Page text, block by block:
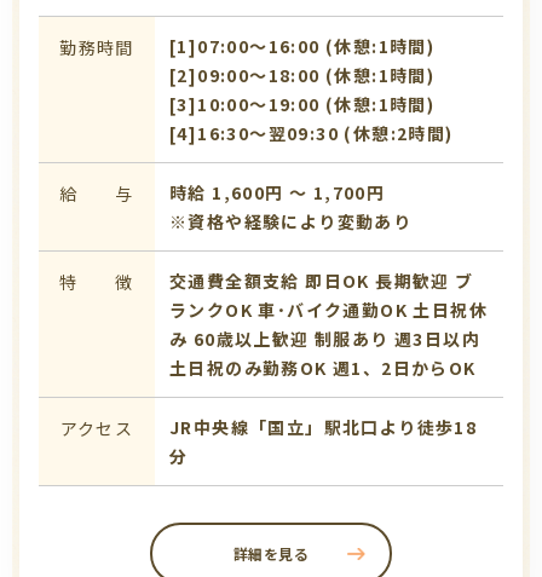
勤務時間
[1]07:00〜16:00 (休憩:1時間)
[2]09:00〜18:00 (休憩:1時間)
[3]10:00〜19:00 (休憩:1時間)
[4]16:30〜翌09:30 (休憩:2時間)
給 与
時給 1,600円 〜 1,700円
※資格や経験により変動あり
特 徴 交通費全額支給 即日OK 長期歓迎 ブ
ランクOK 車･バイク通勤OK 土日祝休
み 60歳以上歓迎 制服あり 週3日以内
土日祝のみ勤務OK 週1、2日からOK
アクセス
JR中央線「国立」駅北口より徒歩18
分
詳細を見る